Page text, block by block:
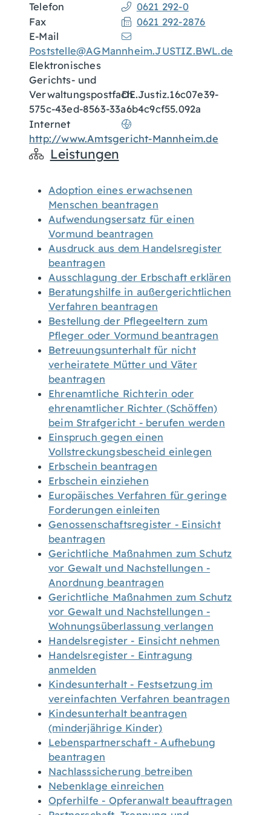
Telefon
0621 292-0
Fax
0621 292-2876
E-Mail
Poststelle@AGMannheim.JUSTIZ.BWL.de
Elektronisches
Gerichts- und
VerwaltungspostfachDE.Justiz.16c07e39-
575c-43ed-8563-33a6b4c9cf55.092a
Internet
http://www.Amtsgericht-Mannheim.de
Leistungen
Adoption eines erwachsenen
Menschen beantragen
Aufwendungsersatz für einen
Vormund beantragen
Ausdruck aus dem Handelsregister
beantragen
Ausschlagung der Erbschaft erklären
Beratungshilfe in außergerichtlichen
Verfahren beantragen
Bestellung der Pflegeeltern zum
Pfleger oder Vormund beantragen
Betreuungsunterhalt für nicht
verheiratete Mütter und Väter
beantragen
Ehrenamtliche Richterin oder
ehrenamtlicher Richter (Schöffen)
beim Strafgericht - berufen werden
Einspruch gegen einen
Vollstreckungsbescheid einlegen
Erbschein beantragen
Erbschein einziehen
Europäisches Verfahren für geringe
Forderungen einleiten
Genossenschaftsregister - Einsicht
beantragen
Gerichtliche Maßnahmen zum Schutz
vor Gewalt und Nachstellungen -
Anordnung beantragen
Gerichtliche Maßnahmen zum Schutz
vor Gewalt und Nachstellungen -
Wohnungsüberlassung verlangen
Handelsregister - Einsicht nehmen
Handelsregister - Eintragung
anmelden
Kindesunterhalt - Festsetzung im
vereinfachten Verfahren beantragen
Kindesunterhalt beantragen
(minderjährige Kinder)
Lebenspartnerschaft - Aufhebung
beantragen
Nachlasssicherung betreiben
Nebenklage einreichen
Opferhilfe - Opferanwalt beauftragen